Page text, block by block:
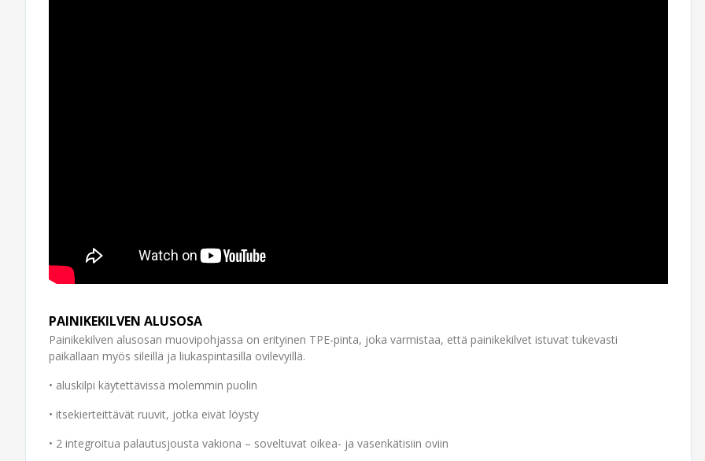
PAINIKEKILVEN ALUSOSA
Painikekilven alusosan muovipohjassa on erityinen TPE-pinta, joka varmistaa, että painikekilvet istuvat tukevasti
paikallaan myös sileillä ja liukaspintasilla ovilevyillä.
• aluskilpi käytettävissä molemmin puolin
• itsekierteittävät ruuvit, jotka eivät löysty
• 2 integroitua palautusjousta vakiona – soveltuvat oikea- ja vasenkätisiin oviin